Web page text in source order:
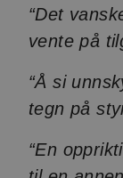
“Det
vente på
“Å si
tegn på
“En